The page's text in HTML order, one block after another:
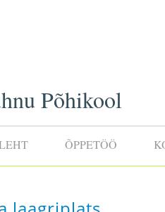
Põhikool
ÕPPETÖÖ